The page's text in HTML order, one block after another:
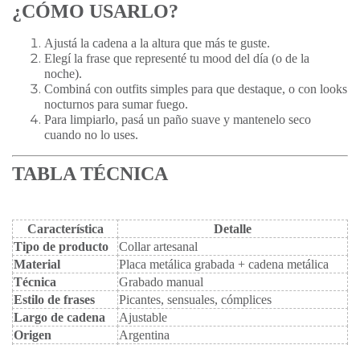
¿CÓMO USARLO?
Ajustá la cadena a la altura que más te guste.
Elegí la frase que representé tu mood del día (o de la
noche).
Combiná con outfits simples para que destaque, o con looks
nocturnos para sumar fuego.
Para limpiarlo, pasá un paño suave y mantenelo seco
cuando no lo uses.
TABLA TÉCNICA
Característica
Detalle
Tipo de producto
Collar artesanal
Material
Placa metálica grabada + cadena metálica
Técnica
Grabado manual
Estilo de frases
Picantes, sensuales, cómplices
Largo de cadena
Ajustable
Origen
Argentina